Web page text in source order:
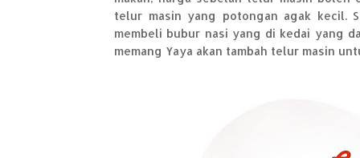
telur masin yang potongan agak kecil.
membeli bubur nasi yang di kedai yang
memang Yaya akan tambah telur masin